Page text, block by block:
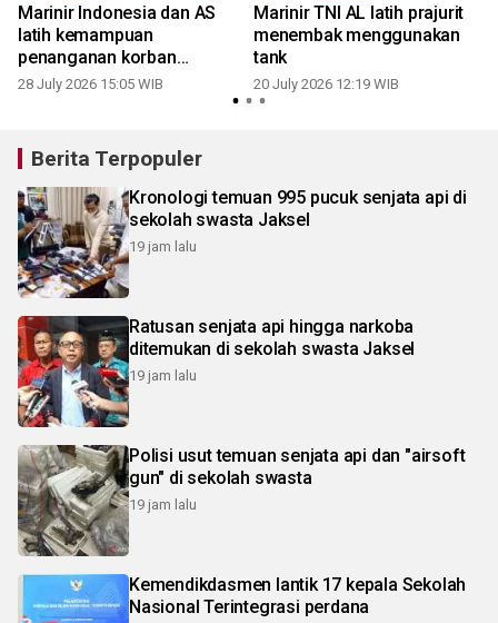
Marinir Indonesia dan AS
latih kemampuan
penanganan korban
bencana
28 July 2026 15:05 WIB
Marinir TNI AL latih prajurit
menembak menggunakan
tank
20 July 2026 12:19 WIB
Berita Terpopuler
Kronologi temuan 995 pucuk senjata api di
sekolah swasta Jaksel
19 jam lalu
Ratusan senjata api hingga narkoba
ditemukan di sekolah swasta Jaksel
19 jam lalu
Polisi usut temuan senjata api dan "airsoft
gun" di sekolah swasta
19 jam lalu
Kemendikdasmen lantik 17 kepala Sekolah
Nasional Terintegrasi perdana